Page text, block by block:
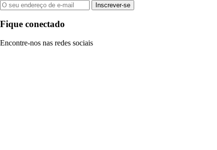
Inscrever-se
Fique conectado
Encontre-nos nas redes sociais